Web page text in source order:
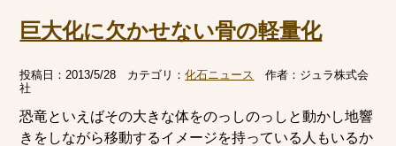
巨大化に欠かせない骨の軽量化
投稿日：2013/5/28 カテゴリ：化石ニュース 作者： ジュラ株式会
社
恐竜といえばその大きな体をのっしのっしと動かし地響
きをしながら移動するイメージを持っている人もいるか